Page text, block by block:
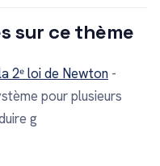
sur ce thème
2ᵉ loi de Newton -
pour plusieurs
g